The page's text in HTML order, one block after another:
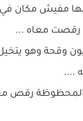
مفيش مكان في
رقصت معاه ...
وقحة وهو
....
رقص